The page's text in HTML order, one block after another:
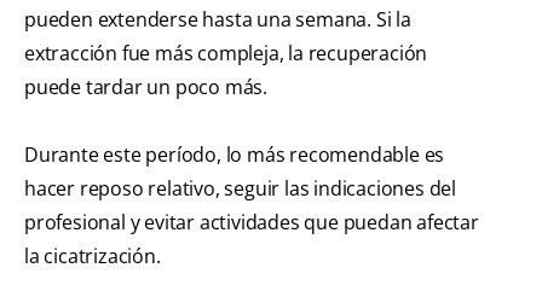
pueden extenderse hasta una semana. Si la
extracción fue más compleja, la recuperación
puede tardar un poco más.
Durante este período, lo más recomendable es
hacer reposo relativo, seguir las indicaciones del
profesional y evitar actividades que puedan afectar
la cicatrización.